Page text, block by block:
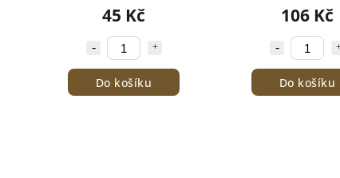
45 Kč
Do košíku
106 Kč
Do košíku